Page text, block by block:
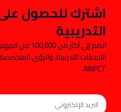
اشترك للحصول
التدريبية
انضم إلى أكثر
التحديثات التدريبية، والرؤى
AINFCT.